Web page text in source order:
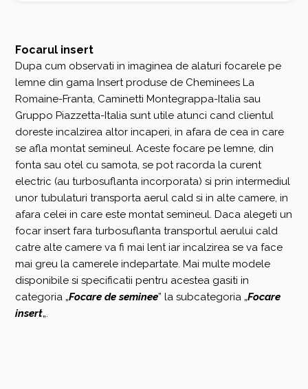
Focarul insert
Dupa cum observati in imaginea de alaturi focarele pe
lemne din gama Insert produse de Cheminees La
Romaine-Franta, Caminetti Montegrappa-Italia sau
Gruppo Piazzetta-Italia sunt utile atunci cand clientul
doreste incalzirea altor incaperi, in afara de cea in care
se afla montat semineul. Aceste focare pe lemne, din
fonta sau otel cu samota, se pot racorda la curent
electric (au turbosuflanta incorporata) si prin intermediul
unor tubulaturi transporta aerul cald si in alte camere, in
afara celei in care este montat semineul. Daca alegeti un
focar insert fara turbosuflanta transportul aerului cald
catre alte camere va fi mai lent iar incalzirea se va face
mai greu la camerele indepartate. Mai multe modele
disponibile si specificatii pentru acestea gasiti in
categoria „Focare de seminee” la subcategoria „Focare
insert„.